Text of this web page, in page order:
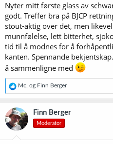
Nyter mitt første glass av
godt. Treffer bra på BJCP
stout-aktig over det, men
munnfølelse, lett bitterhet,
tid til å modnes for å
kanten. Spennande
å sammenligne med
R
e
a
k
s
j
o
Mc. og Finn Berger
Finn Berger
Moderator